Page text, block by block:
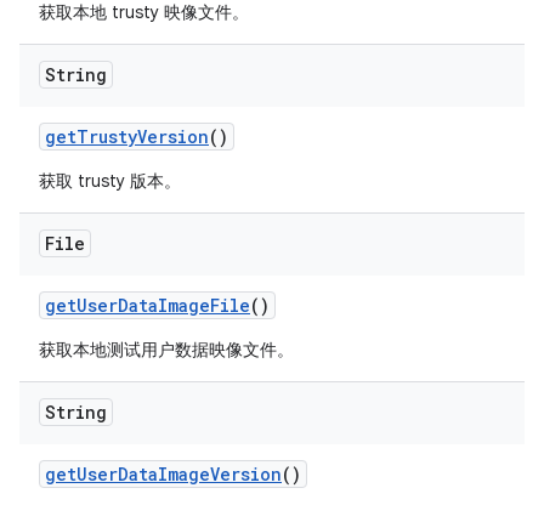
获取本地 trusty 映像文件。
String
getTrustyVersion()
获取 trusty 版本。
File
getUserDataImageFile()
获取本地测试用户数据映像文件。
String
getUserDataImageVersion()